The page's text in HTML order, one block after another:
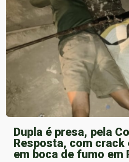
Dupla é presa, pela
Resposta, com crack
em boca de fumo em